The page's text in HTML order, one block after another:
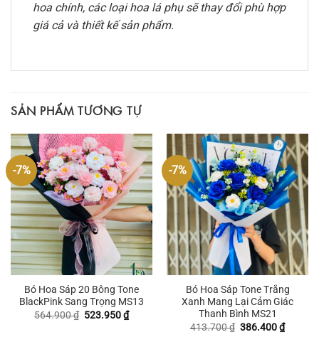
hoa chính, các loại hoa lá phụ sẽ thay đổi phù hợp
giá cả và thiết kế sản phẩm.
SẢN PHẨM TƯƠNG TỰ
-7%
Bó Hoa Sáp 20 Bông Tone
BlackPink Sang Trọng MS13
564.900₫ Giá
523.950₫Giá
hiện
-7%
Bó Hoa Sáp Tone Trắng
Xanh Mang Lại Cảm Giác
Thanh Bình MS21
413.700₫ Giá
386.400₫Giá
hiện